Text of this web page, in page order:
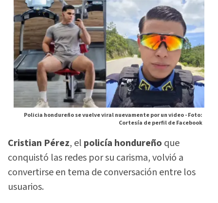
Policia hondureño se vuelve viral nuevamente por un video -Foto:
Cortesía de perfil de Facebook
Cristian Pérez, el policía hondureño que
conquistó las redes por su carisma, volvió a
convertirse en tema de conversación entre los
usuarios.